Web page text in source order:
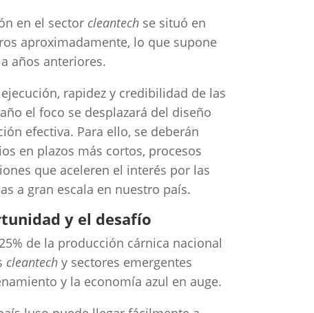
en el sector cleantech se situó en
aproximadamente, lo que supone
años anteriores.
rapidez y credibilidad de las
el foco se desplazará del diseño
efectiva. Para ello, se deberán
en plazos más cortos, procesos
que aceleren el interés por las
a gran escala en nuestro país.
y el desafío
de la producción cárnica nacional
cleantech y sectores emergentes
y la economía azul en auge.